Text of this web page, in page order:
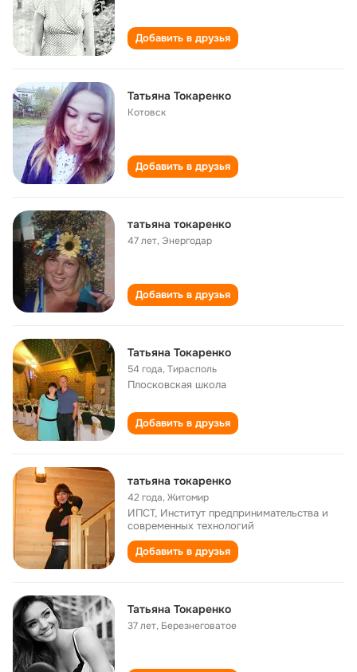
Добавить в друзья
Татьяна Токаренко
Котовск
Добавить в друзья
татьяна токаренко
47 лет, Энергодар
Добавить в друзья
Татьяна Токаренко
54 года,Тирасполь
Плосковская школа
Добавить в друзья
татьяна токаренко
42 года,Житомир
ИПСТ, Институт предпринимательства и
современных технологий
Добавить в друзья
Татьяна Токаренко
37 лет, Березнеговатое